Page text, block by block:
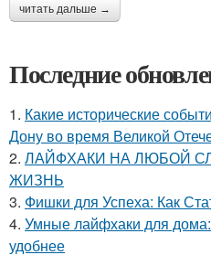
читать дальше →
Последние
1. Какие исторические
Дону во время Великой
2. ЛАЙФХАКИ НА ЛЮБОЙ
ЖИЗНЬ
3. Фишки для Успеха: Как
4. Умные лайфхаки для
удобнее